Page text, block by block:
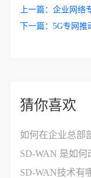
上一篇：企业网络
下一篇：5G专网推
猜你喜欢
如何在企业总部
SD-WAN 是如何
SD-WAN技术有